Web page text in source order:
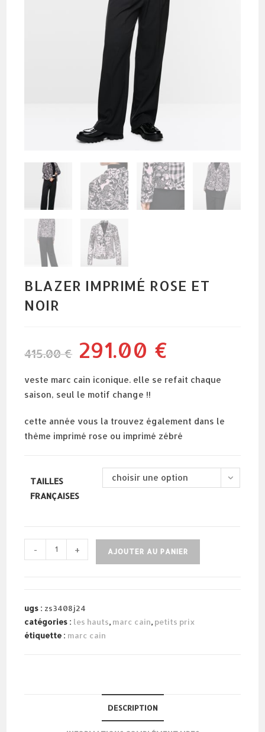
BLAZER IMPRIMÉ ROSE ET
NOIR
415.00€
le
prix
initial
415.00 €.
291.00 €
291.00 €.
veste marc cain iconique. elle se refait chaque
saison, seul le motif change !!
cette année vous la trouvez également dans le
thème imprimé rose ou imprimé zébré
TAILLES
FRANÇAISES
choisir une option
quantité
de
rose
et
noir
- + AJOUTER AU PANIER
ugs : zs3408j24
catégories : les hauts, marc cain, petits prix
étiquette : marc cain
DESCRIPTION